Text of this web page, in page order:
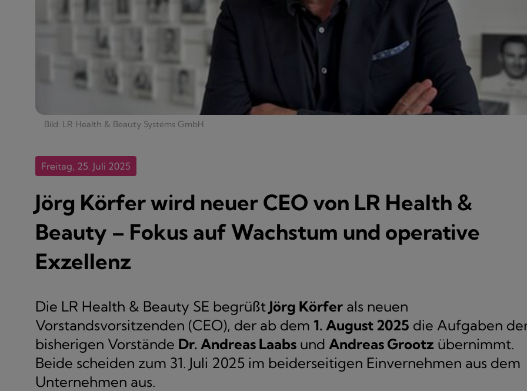
Bild: LR Health & Beauty Systems GmbH
Freitag, 25. Juli 2025
Jörg Körfer wird neuer CEO von LR Health &
Beauty – Fokus auf Wachstum und operative
Exzellenz
Die LR Health & Beauty SE begrüßt Jörg Körfer als neuen
Vorstandsvorsitzenden (CEO), der ab dem 1. August 2025 die Aufgaben
bisherigen Vorstände Dr. Andreas Laabs und Andreas Grootz übernimmt.
Beide scheiden zum 31. Juli 2025 im beiderseitigen Einvernehmen aus dem
Unternehmen aus.